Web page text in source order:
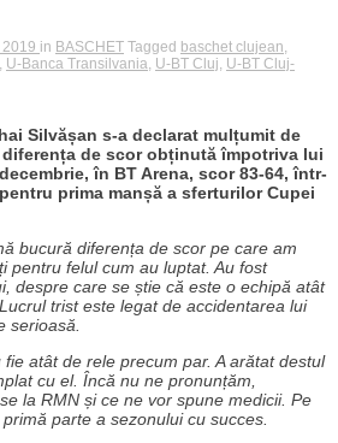
in BASCHET Tagged baschet clujean
U-Banca Transilvania U-BT Cluj U-BT Cluj-
Silvășan s-a declarat mulțumit de
de scor obținută împotriva lui
în BT Arena, scor 83-64, într-
prima manșă a sferturilor Cupei
bucură diferența de scor pe care am
pentru felul cum au luptat. Au fost
despre care se știe că este o echipă atât
trist este legat de accidentarea lui
serioasă.
atât de rele precum par. A arătat destul
cu el. Încă nu ne pronunțăm,
la RMN și ce ne vor spune medicii. Pe
parte a sezonului cu succes.